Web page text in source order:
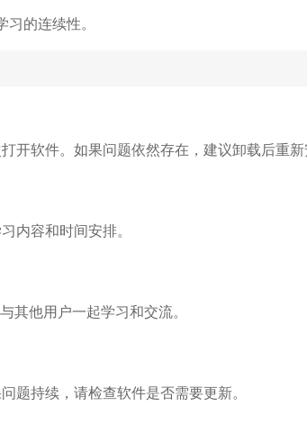
的连续性。
开软件。如果问题依然存在，建议卸载后重
内容和时间安排。
其他用户一起学习和交流。
题持续，请检查软件是否需要更新。